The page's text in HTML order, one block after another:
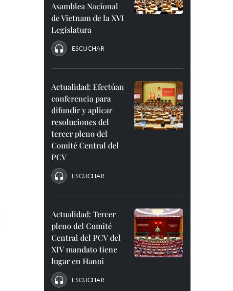
Asamblea Nacional
de Vietnam de la XVI
Legislatura
ESCUCHAR
Actualidad: Efectúan
conferencia para
difundir y aplicar
resoluciones del
tercer pleno del
Comité Central del
PCV
ESCUCHAR
Actualidad: Tercer
pleno del Comité
Central del PCV del
XIV mandato tiene
lugar en Hanoi
ESCUCHAR